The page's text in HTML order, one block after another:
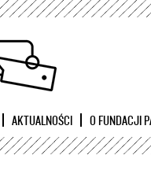
AKTUALNOŚCI O FUNDACJI